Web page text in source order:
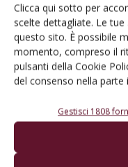
Clicca qui sotto per
scelte dettagliate. Le
questo sito. È possibile
momento, compreso il
pulsanti della Cookie
del consenso nella
Gestisci 1808
vendemmia 2025